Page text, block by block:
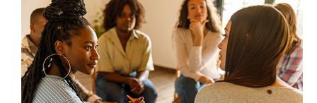
quatrième
rapport
sur
la
France